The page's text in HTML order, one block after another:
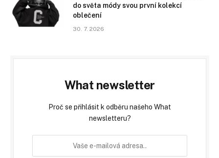
do světa módy svou první kolekcí
oblečení
30. 7. 2026
What newsletter
Proč se přihlásit k odběru našeho What
newsletteru?